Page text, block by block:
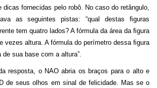
dicas fornecidas pelo robô. No caso do retângulo,
as seguintes pistas: “qual destas ﬁguras
tem quatro lados? A fórmula da área da ﬁgura
vezes altura. A fórmula do perímetro dessa ﬁgura
sua base com a altura”.
resposta, o NAO abria os braços para o alto e
de seus olhos em sinal de felicidade. Mas se o